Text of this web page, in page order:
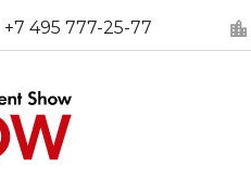
+7 495 777-25-77